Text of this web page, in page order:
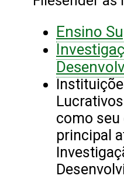
Ensino
como seu
principal